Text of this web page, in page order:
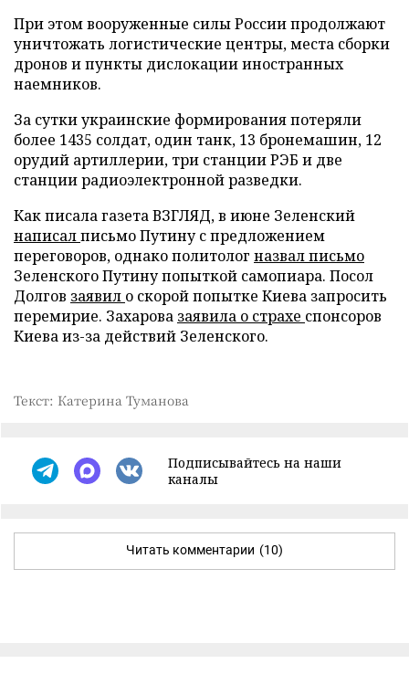
При этом вооруженные силы России продолжают
уничтожать логистические центры, места сборки
дронов и пункты дислокации иностранных
наемников.
За сутки украинские формирования потеряли
более 1435 солдат, один танк, 13 бронемашин, 12
орудий артиллерии, три станции РЭБ и две
станции радиоэлектронной разведки.
Как писала газета ВЗГЛЯД, в июне Зеленский
написалписьмо Путину с предложением
переговоров, однако политолог назвал письмо
Зеленского Путину попыткой самопиара. Посол
Долгов заявил о скорой попытке Киева запросить
перемирие. Захарова заявила о страхе спонсоров
Киева из-за действий Зеленского.
Текст: Катерина Туманова
Подписывайтесь на наши
каналы
Читать комментарии (10)